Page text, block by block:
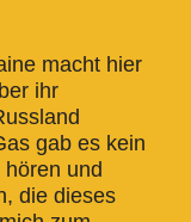
macht hier
ihr
gab es kein
und
die dieses